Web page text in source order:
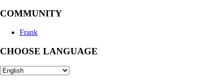
COMMUNITY
Frank
CHOOSE LANGUAGE